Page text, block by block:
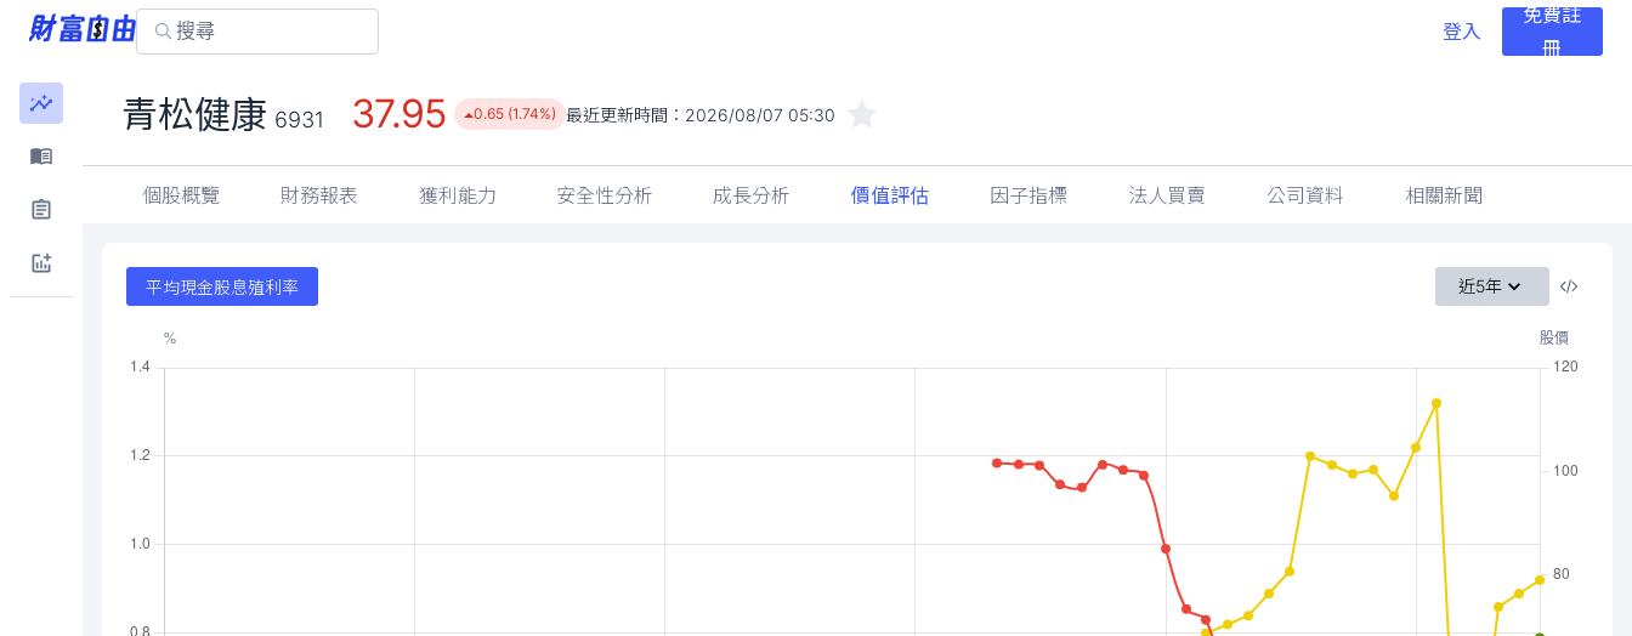
登入
免費註
冊
青松健康 6931 37.95 0.65 (1.74%) 最近更新時間： 2026/08/07 05:30
個股概覽 財務報表 獲利能力 安全性分析 成長分析 價值評估 因子指標 法人買賣 公司資料 相關新聞
平均現金股息殖利率 近5年